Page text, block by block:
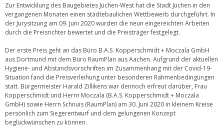
Zur Entwicklung des Baugebietes Jüchen-West hat die Stadt Jüchen in den
vergangenen Monaten einen städtebaulichen Wettbewerb durchgeführt. In
der Jurysitzung am 09. Juni 2020 wurden die neun eingereichten Arbeiten
durch die Preisrichter bewertet und die Preisträger festgelegt.
Der erste Preis geht an das Büro B.A.S. Kopperschmidt + Moczala GmbH
aus Dortmund mit dem Büro RaumPlan aus Aachen. Aufgrund der aktuellen
Hygiene- und Abstandsvorschriften im Zusammenhang mit der Covid-19-
Situation fand die Preisverleihung unter besonderen Rahmenbedingungen
statt. Bürgermeister Harald Zillikens war dennoch erfreut darüber, Frau
Kopperschmidt und Herrn Moczala (B.A.S. Kopperschmidt + Moczala
GmbH) sowie Herrn Schnuis (RaumPlan) am 30. Juni 2020 in kleinem Kreise
persönlich zum Siegerentwurf und dem gelungenen Konzept
beglückwünschen zu können.